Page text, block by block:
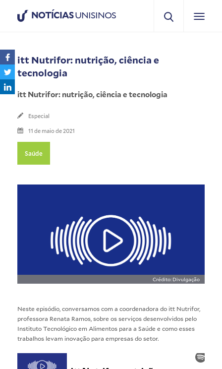
NOTÍCIASUNISINOS
itt Nutrifor: nutrição, ciência e
tecnologia
itt Nutrifor: nutrição, ciência e tecnologia
Especial
11 de maio de 2021
Saúde
Crédito: Divulgação
Neste episódio, conversamos com a coordenadora do itt Nutrifor,
professora Renata Ramos, sobre os serviços desenvolvidos pelo
Instituto Tecnológico em Alimentos para a Saúde e como esses
trabalhos levam inovação para empresas do setor.